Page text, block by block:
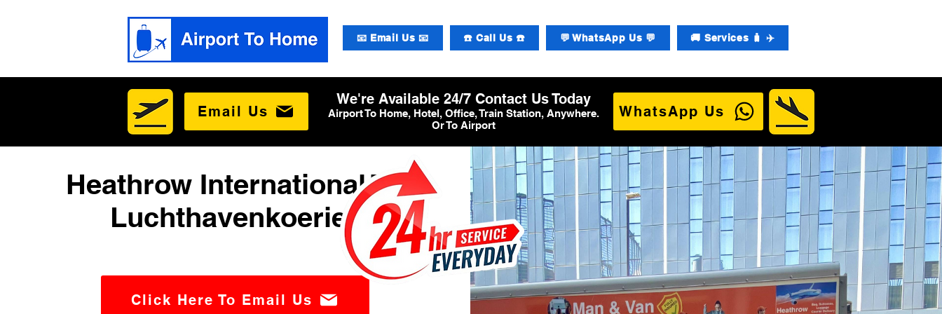
📧 Email Us 📧 ☎️ Call Us ☎️ 💬 WhatsApp Us 💬 🚚 Services 🧳 ✈️
Email Us
We're Available 24/7 Contact Us Today
Airport To Home, Hotel, Office, Train Station, Anywhere.
Or To Airport
WhatsApp Us
Heathrow International T4
Luchthavenkoerier
Click Here To Email Us